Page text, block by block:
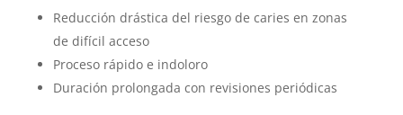
Reducción drástica del riesgo de caries en zonas
de difícil acceso
Proceso rápido e indoloro
Duración prolongada con revisiones periódicas